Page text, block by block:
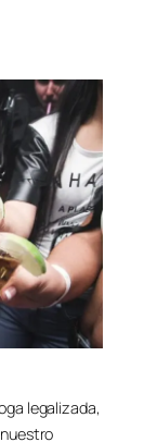
legalizada,